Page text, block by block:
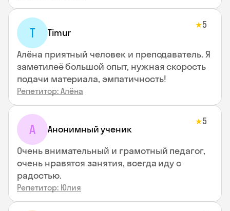
T Timur
★5
Алёна приятный человек и преподаватель. Я
заметилеё большой опыт, нужная скорость
подачи материала, эмпатичность!
Репетитор: Алёна
А Анонимный ученик
★5
Очень внимательный и грамотный педагог,
очень нравятся занятия, всегда иду с
радостью.
Репетитор: Юлия